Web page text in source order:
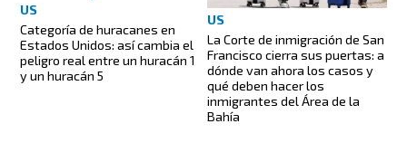
US
Categoría de huracanes en
Estados Unidos: así cambia el
peligro real entre un huracán 1
y un huracán 5
US
La Corte de inmigración de San
Francisco cierra sus puertas: a
dónde van ahora los casos y
qué deben hacer los
inmigrantes del Área de la
Bahía